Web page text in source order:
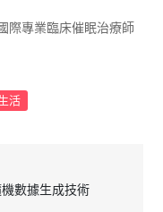
際專業臨床催眠治療師
活
數據生成技術